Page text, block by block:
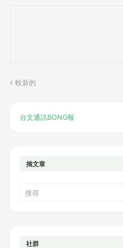
較新的
台文通訊BONG報
揣文章
社群